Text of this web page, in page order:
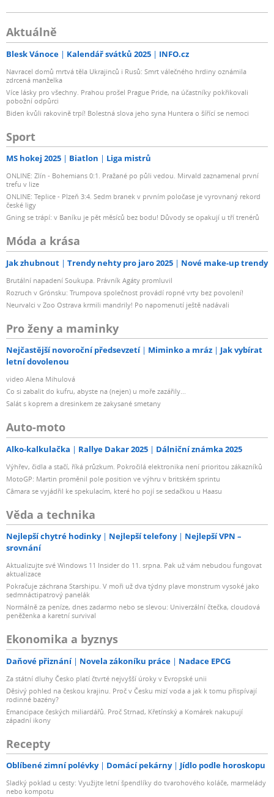
Aktuálně
Blesk Vánoce Kalendář svátků 2025 INFO.cz
Navracel domů mrtvá těla Ukrajinců i Rusů: Smrt válečného hrdiny oznámila
zdrcená manželka
Více lásky pro všechny. Prahou prošel Prague Pride, na účastníky pokřikovali
pobožní odpůrci
Biden kvůli rakovině trpí! Bolestná slova jeho syna Huntera o šířící se nemoci
Sport
MS hokej 2025 Biatlon Liga mistrů
ONLINE: Zlín - Bohemians 0:1. Pražané po půli vedou. Mirvald zaznamenal první
trefu v lize
ONLINE: Teplice - Plzeň 3:4. Sedm branek v prvním poločase je vyrovnaný rekord
české ligy
Gning se trápí: v Baníku je pět měsíců bez bodu! Důvody se opakují u tří trenérů
Móda a krása
Jak zhubnout Trendy nehty pro jaro 2025 Nové make-up trendy
Brutální napadení Soukupa. Právník Agáty promluvil
Rozruch v Grónsku: Trumpova společnost provádí ropné vrty bez povolení!
Neurvalci v Zoo Ostrava krmili mandrily! Po napomenutí ještě nadávali
Pro ženy a maminky
Nejčastější novoroční předsevzetí Miminko a mráz
Jak vybírat
letní dovolenou
video Alena Mihulová
Co si zabalit do kufru, abyste na (nejen) u moře zazářily...
Salát s koprem a dresinkem ze zakysané smetany
Auto-moto
Alko-kalkulačka Rallye Dakar 2025 Dálniční známka 2025
Výhřev, čidla a stačí, říká průzkum. Pokročilá elektronika není prioritou zákazníků
MotoGP: Martin proměnil pole position ve výhru v britském sprintu
Câmara se vyjádřil ke spekulacím, které ho pojí se sedačkou u Haasu
Věda a technika
Nejlepší chytré hodinky Nejlepší telefony
Nejlepší VPN –
srovnání
Aktualizujte své Windows 11 Insider do 11. srpna. Pak už vám nebudou fungovat
aktualizace
Pokračuje záchrana Starshipu. V moři už dva týdny plave monstrum vysoké jako
sedmnáctipatrový panelák
Normálně za peníze, dnes zadarmo nebo se slevou: Univerzální čtečka, cloudová
peněženka a karetní survival
Ekonomika a byznys
Daňové přiznání Novela zákoníku práce Nadace EPCG
Za státní dluhy Česko platí čtvrté nejvyšší úroky v Evropské unii
Děsivý pohled na českou krajinu. Proč v Česku mizí voda a jak k tomu přispívají
rodinné bazény?
Emancipace českých miliardářů. Proč Strnad, Křetínský a Komárek nakupují
západní ikony
Recepty
Oblíbené zimní polévky Domácí pekárny Jídlo podle horoskopu
Sladký poklad u cesty: Využijte letní špendlíky do tvarohového koláče, marmelády
nebo kompotu